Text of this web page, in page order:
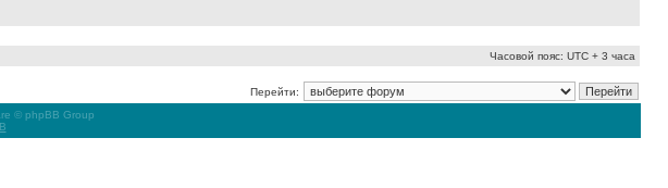
Часовой пояс: UTC + 3 часа
Перейти:
© phpBB Group